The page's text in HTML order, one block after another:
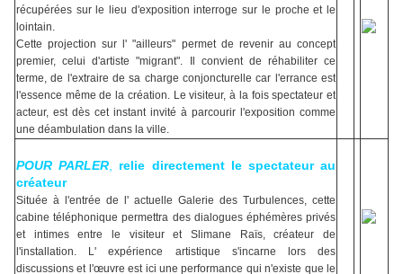
récupérées sur le lieu d'exposition interroge sur le proche et le
lointain.
Cette projection sur l' "ailleurs" permet de revenir au concept
premier, celui d'artiste "migrant". Il convient de réhabiliter ce
terme, de l'extraire de sa charge conjoncturelle car l'errance est
l'essence même de la création. Le visiteur, à la fois spectateur et
acteur, est dès cet instant invité à parcourir l'exposition comme
une déambulation dans la ville.
POUR PARLER
relie directement le spectateur au
créateur
Située à l'entrée de l' actuelle Galerie des Turbulences, cette
cabine téléphonique permettra des dialogues éphémères privés
et intimes entre le visiteur et Slimane Raïs, créateur de
l'installation. L' expérience artistique s'incarne lors des
discussions et l'œuvre est ici une performance qui n'existe que le